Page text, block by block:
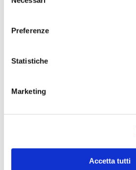
del
Preferenze
Statistiche
Marketing
Accetta tutti